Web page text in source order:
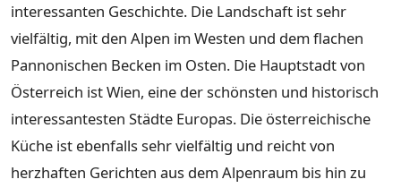
interessanten Geschichte. Die Landschaft ist sehr
vielfältig, mit den Alpen im Westen und dem flachen
Pannonischen Becken im Osten. Die Hauptstadt von
Österreich ist Wien, eine der schönsten und historisch
interessantesten Städte Europas. Die österreichische
Küche ist ebenfalls sehr vielfältig und reicht von
herzhaften Gerichten aus dem Alpenraum bis hin zu